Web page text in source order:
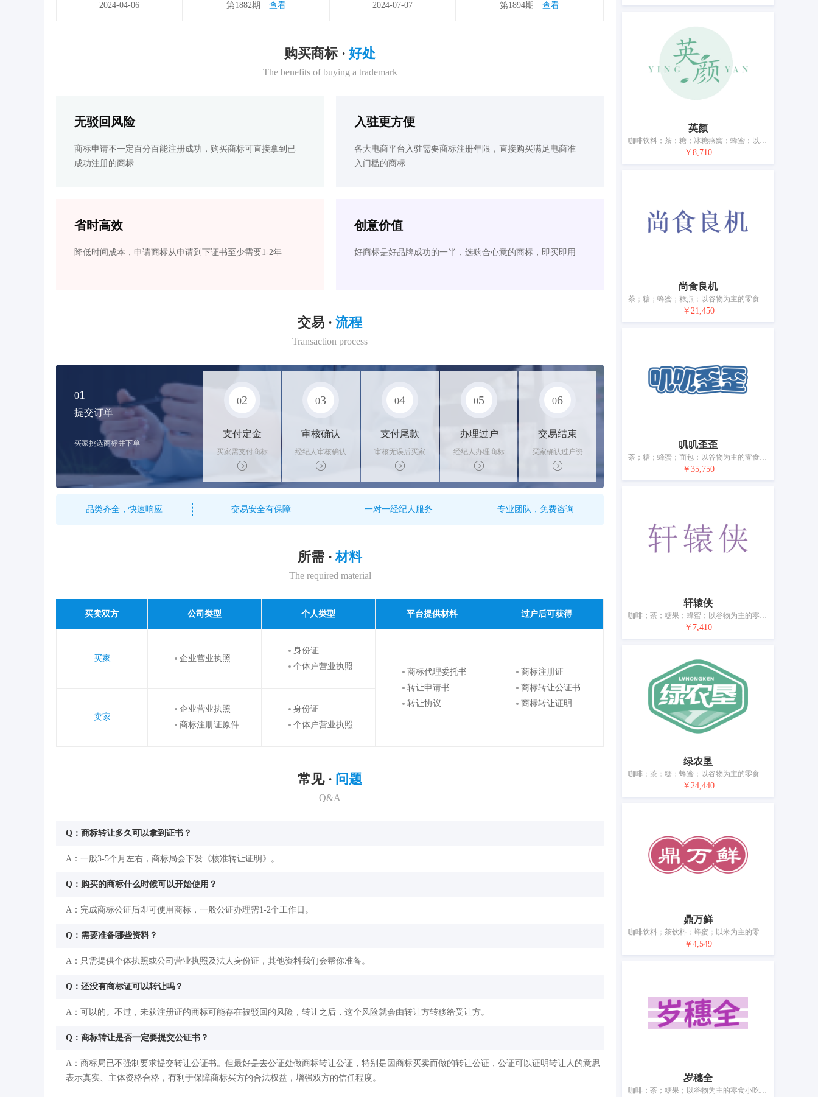
2024-04-06 第1882期 查看 2024-07-07 第1894期 查看
购买商标 · 好处
The benefits of buying a trademark
无驳回风险
商标申请不一定百分百能注册成功，购买商标可直接拿到已
成功注册的商标
入驻更方便
各大电商平台入驻需要商标注册年限，直接购买满足电商准
入门槛的商标
省时高效
降低时间成本，申请商标从申请到下证书至少需要1-2年
创意价值
好商标是好品牌成功的一半，选购合心意的商标，即买即用
交易 · 流程
Transaction process
01
提交订单
买家挑选商标并下单
02
支付定金
买家需支付商标
标价的10%的购
买订金
03
审核确认
经纪人审核确认
商标状态
04
支付尾款
审核无误后买家
支付尾款，卖家
办理相关手续
05
办理过户
经纪人办理商标
转让手续，交付
相关证书
06
交易结束
买家确认过户资
料后，平台解冻
资金支付卖家
品类齐全，快速响应 交易安全有保障 一对一经纪人服务 专业团队，免费咨询
所需 · 材料
The required material
买卖双方 公司类型 个人类型 平台提供材料 过户后可获得
买家 企业营业执照
身份证
个体户营业执照
商标代理委托书
转让申请书
转让协议
商标注册证
商标转让公证书
商标转让证明
卖家
企业营业执照
商标注册证原件
身份证
个体户营业执照
常见 · 问题
Q&A
Q：商标转让多久可以拿到证书？
A：一般3-5个月左右，商标局会下发《核准转让证明》。
Q：购买的商标什么时候可以开始使用？
A：完成商标公证后即可使用商标，一般公证办理需1-2个工作日。
Q：需要准备哪些资料？
A：只需提供个体执照或公司营业执照及法人身份证，其他资料我们会帮你准备。
Q：还没有商标证可以转让吗？
A：可以的。不过，未获注册证的商标可能存在被驳回的风险，转让之后，这个风险就会由转让方转移给受让方。
Q：商标转让是否一定要提交公证书？
A：商标局已不强制要求提交转让公证书。但最好是去公证处做商标转让公证，特别是因商标买卖而做的转让公证，公证可以证明转让人的意思
表示真实、主体资格合格，有利于保障商标买方的合法权益，增强双方的信任程度。
英颜
咖啡饮料；茶；糖；冰糖燕窝；蜂蜜；以谷物为主的零食小吃；饺子；谷类制品；面条；调味品
￥8,710
尚食良机
茶；糖；蜂蜜；糕点；以谷物为主的零食小吃；米；面粉；面条；冰淇淋；调味品
￥21,450
叽叽歪歪
茶；糖；蜂蜜；面包；以谷物为主的零食小吃；方便米饭；谷类制品；面条；食用淀粉；调味品
￥35,750
轩辕侠
咖啡；茶；糖果；蜂蜜；以谷物为主的零食小吃；蛋糕；米；面条；醋；调味品
￥7,410
绿农垦
咖啡；茶；糖；蜂蜜；以谷物为主的零食小吃；方便米饭；谷类制品；面条；食用淀粉；调味品
￥24,440
鼎万鲜
咖啡饮料；茶饮料；蜂蜜；以米为主的零食小吃；糕点；面包；谷类制品；面条；冰淇淋；调味品
￥4,549
岁穗全
咖啡；茶；糖果；以谷物为主的零食小吃；糕点；面包；饺子；谷类制品；面条；调味品